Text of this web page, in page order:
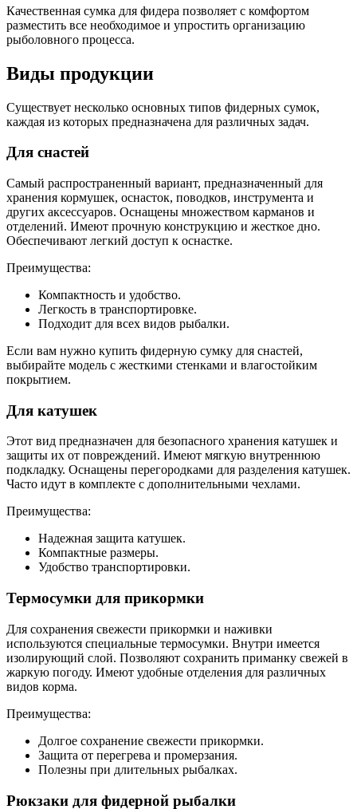
Качественная сумка для фидера позволяет с комфортом
разместить все необходимое и упростить организацию
рыболовного процесса.
Виды продукции
Существует несколько основных типов фидерных сумок,
каждая из которых предназначена для различных задач.
Для снастей
Самый распространенный вариант, предназначенный для
хранения кормушек, оснасток, поводков, инструмента и
других аксессуаров. Оснащены множеством карманов и
отделений. Имеют прочную конструкцию и жесткое дно.
Обеспечивают легкий доступ к оснастке.
Преимущества:
Компактность и удобство.
Легкость в транспортировке.
Подходит для всех видов рыбалки.
Если вам нужно купить фидерную сумку для снастей,
выбирайте модель с жесткими стенками и влагостойким
покрытием.
Для катушек
Этот вид предназначен для безопасного хранения катушек и
защиты их от повреждений. Имеют мягкую внутреннюю
подкладку. Оснащены перегородками для разделения катушек.
Часто идут в комплекте с дополнительными чехлами.
Преимущества:
Надежная защита катушек.
Компактные размеры.
Удобство транспортировки.
Термосумки для прикормки
Для сохранения свежести прикормки и наживки
используются специальные термосумки. Внутри имеется
изолирующий слой. Позволяют сохранить приманку свежей в
жаркую погоду. Имеют удобные отделения для различных
видов корма.
Преимущества:
Долгое сохранение свежести прикормки.
Защита от перегрева и промерзания.
Полезны при длительных рыбалках.
Рюкзаки для фидерной рыбалки